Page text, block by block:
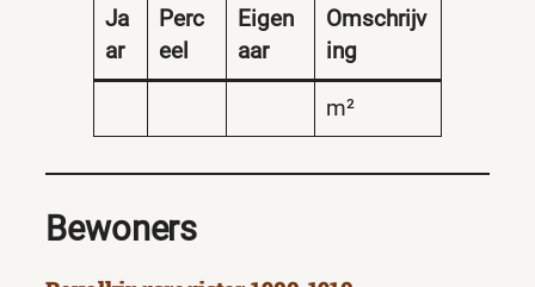
Ja
ar
Perc
eel
Eigen
aar
Omschrijv
ing
m²
Bewoners